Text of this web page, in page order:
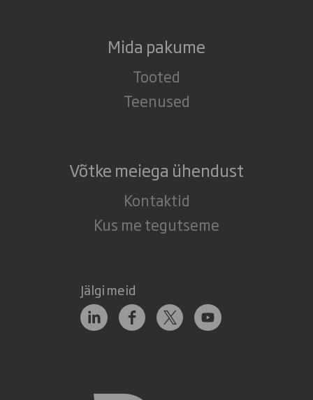
Mida pakume
Tooted
Teenused
Võtke meiega ühendust
Kontaktid
Kus me tegutseme
Jälgi meid